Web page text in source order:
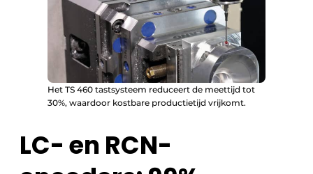
Het TS 460 tastsysteem reduceert de meettijd tot
30%, waardoor kostbare productietijd vrijkomt.
LC- en RCN-